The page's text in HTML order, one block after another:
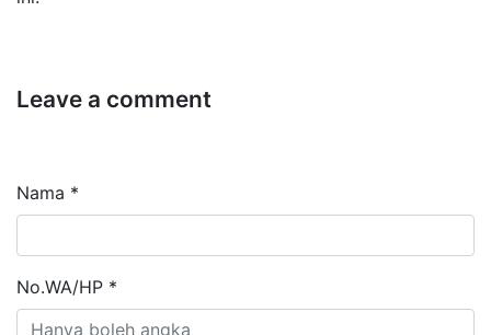
Leave a comment
Nama *
No.WA/HP *